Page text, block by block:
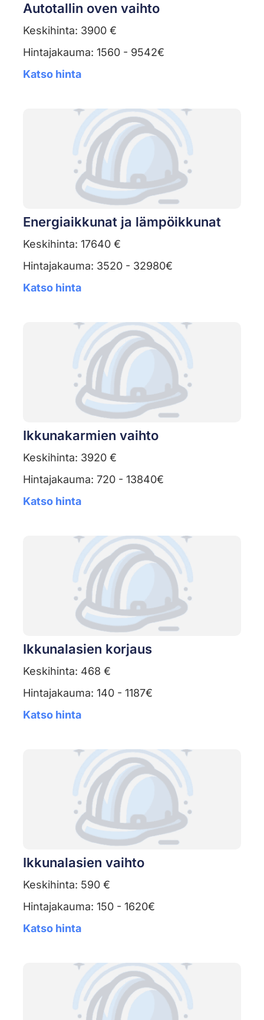
Autotallin oven vaihto
Keskihinta: 3900 €
Hintajakauma: 1560 - 9542€
Katso hinta
Energiaikkunat ja lämpöikkunat
Keskihinta: 17640 €
Hintajakauma: 3520 - 32980€
Katso hinta
Ikkunakarmien vaihto
Keskihinta: 3920 €
Hintajakauma: 720 - 13840€
Katso hinta
Ikkunalasien korjaus
Keskihinta: 468 €
Hintajakauma: 140 - 1187€
Katso hinta
Ikkunalasien vaihto
Keskihinta: 590 €
Hintajakauma: 150 - 1620€
Katso hinta